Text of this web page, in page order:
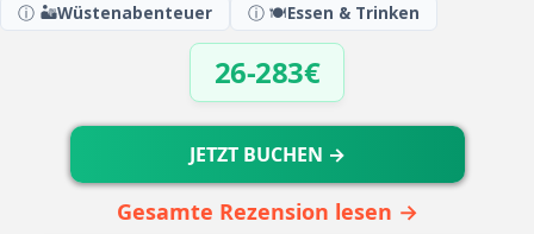
ⓘ 🏜️Wüstenabenteuer ⓘ 🍽️Essen & Trinken
26-283€
JETZT BUCHEN →
Gesamte Rezension lesen →